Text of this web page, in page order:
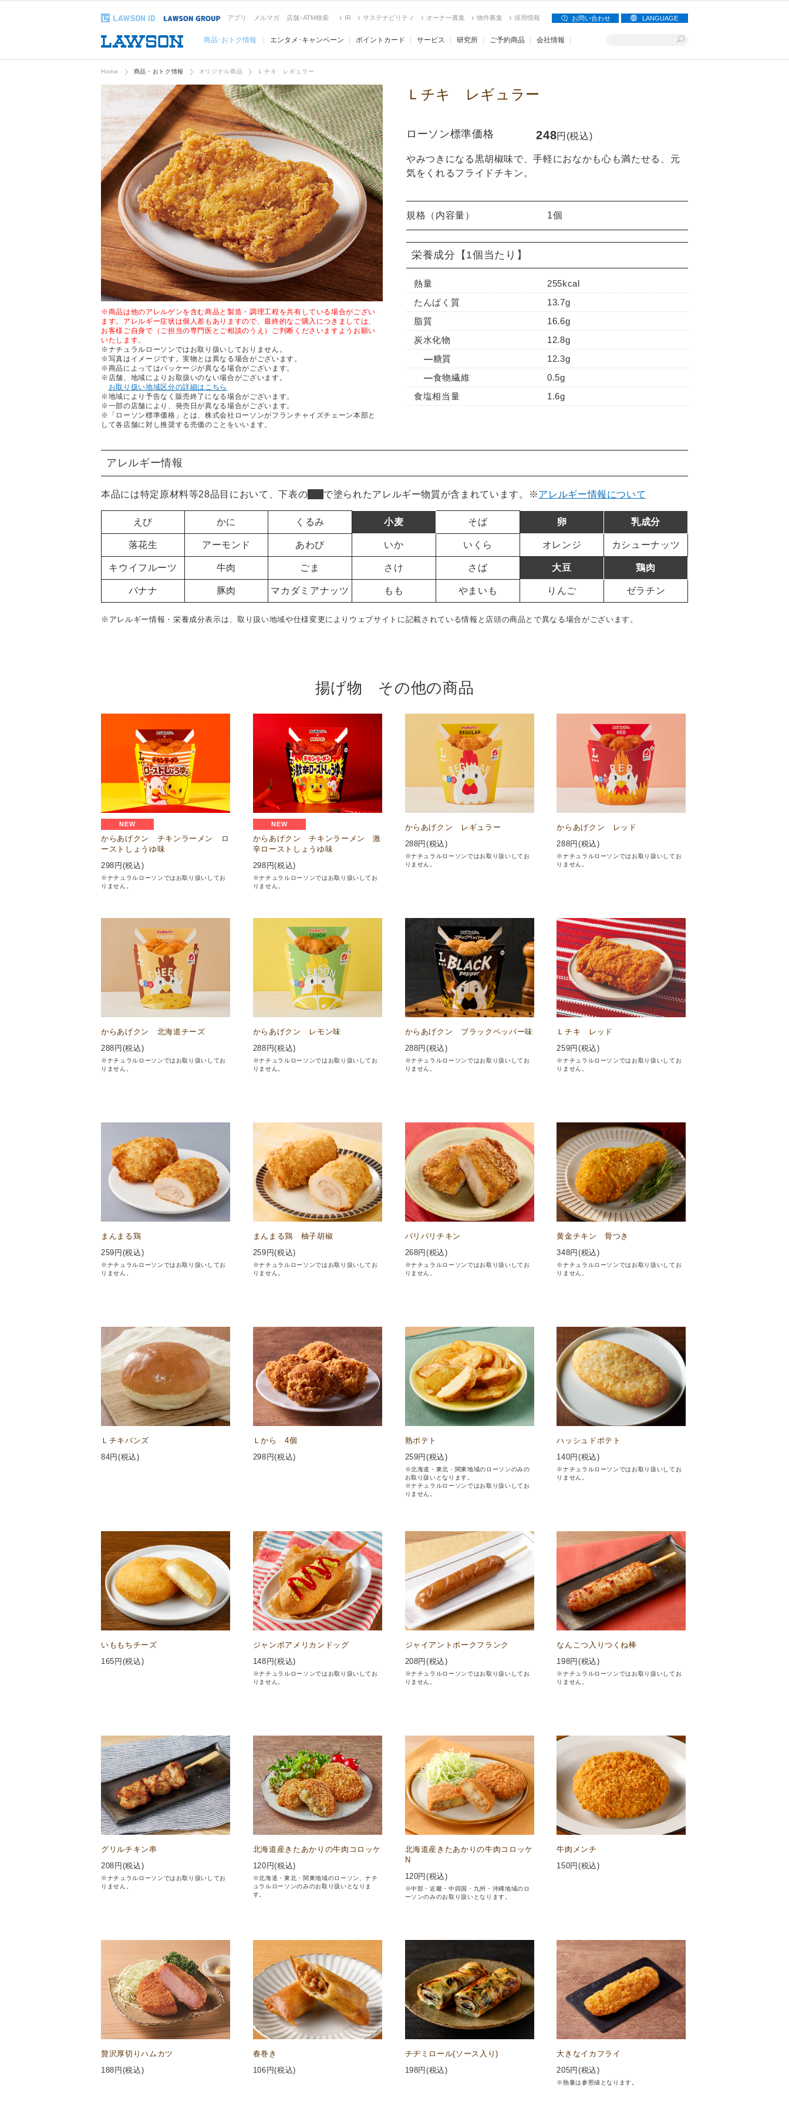
アプリ メルマガ 店舗･ATM検索 IR サステナビリティ オーナー募集 物件募集 採用情報 お問い合わせ LANGUAGE
商品･おトク情報 エンタメ･キャンペーン ポイントカード サービス 研究所 ご予約商品 会社情報
Home 商品・おトク情報 オリジナル商品 Ｌチキ レギュラー
※商品は他のアレルゲンを含む商品と製造・調理工程を共有している場合がござい
ます。アレルギー症状は個人差もありますので、最終的なご購入につきましては、
お客様ご自身で（ご担当の専門医とご相談のうえ）ご判断くださいますようお願い
いたします。
※ナチュラルローソンではお取り扱いしておりません。
※写真はイメージです。実物とは異なる場合がございます。
※商品によってはパッケージが異なる場合がございます。
※店舗、地域によりお取扱いのない場合がございます。
お取り扱い地域区分の詳細はこちら
※地域により予告なく販売終了になる場合がございます。
※一部の店舗により、発売日が異なる場合がございます。
※「ローソン標準価格」とは、株式会社ローソンがフランチャイズチェーン本部と
して各店舗に対し推奨する売価のことをいいます。
Ｌチキ レギュラー
ローソン標準価格 248円(税込)
やみつきになる黒胡椒味で、手軽におなかも心も満たせる、元
気をくれるフライドチキン。
規格（内容量） 1個
栄養成分 【1個当たり】
熱量
255kcal
たんぱく質
13.7g
脂質
16.6g
炭水化物
12.8g
糖質
12.3g
食物繊維
0.5g
食塩相当量
1.6g
アレルギー情報
本品には特定原材料等28品目において、下表の で塗られたアレルギー物質が含まれています。 ※アレルギー情報について
えび かに くるみ 小麦 そば 卵 乳成分
落花生 アーモンド あわび いか いくら オレンジ カシューナッツ
キウイフルーツ 牛肉 ごま さけ さば 大豆 鶏肉
バナナ 豚肉 マカダミアナッツ もも やまいも りんご ゼラチン
※アレルギー情報・栄養成分表示は、取り扱い地域や仕様変更によりウェブサイトに記載されている情報と店頭の商品とで異なる場合がございます。
揚げ物 その他の商品
NEW
からあげクン チキンラーメン ロ
ーストしょうゆ味
298 円(税込)
※ナチュラルローソンではお取り扱いしてお
りません。
NEW
からあげクン チキンラーメン 激
辛ローストしょうゆ味
298 円(税込)
※ナチュラルローソンではお取り扱いしてお
りません。
からあげクン レギュラー
288円(税込)
※ナチュラルローソンではお取り扱いしてお
りません。
からあげクン レッド
288円(税込)
※ナチュラルローソンではお取り扱いしてお
りません。
からあげクン 北海道チーズ
288 円(税込)
※ナチュラルローソンではお取り扱いしてお
りません。
からあげクン レモン味
288 円(税込)
※ナチュラルローソンではお取り扱いしてお
りません。
からあげクン ブラックペッパー味
288円(税込)
※ナチュラルローソンではお取り扱いしてお
りません。
Ｌチキ レッド
259円(税込)
※ナチュラルローソンではお取り扱いしてお
りません。
まんまる鶏
259 円(税込)
※ナチュラルローソンではお取り扱いしてお
りません。
まんまる鶏 柚子胡椒
259 円(税込)
※ナチュラルローソンではお取り扱いしてお
りません。
パリパリチキン
268円(税込)
※ナチュラルローソンではお取り扱いしてお
りません。
黄金チキン 骨つき
348円(税込)
※ナチュラルローソンではお取り扱いしてお
りません。
Ｌチキバンズ
84円(税込)
Ｌから 4個
298 円(税込)
熟ポテト
259円(税込)
※北海道・東北・関東地域のローソンのみの
お取り扱いとなります。
※ナチュラルローソンではお取り扱いしてお
りません。
ハッシュドポテト
140円(税込)
※ナチュラルローソンではお取り扱いしてお
りません。
いももちチーズ
165 円(税込)
ジャンボアメリカンドッグ
148 円(税込)
※ナチュラルローソンではお取り扱いしてお
りません。
ジャイアントポークフランク
208円(税込)
※ナチュラルローソンではお取り扱いしてお
りません。
なんこつ入りつくね棒
198円(税込)
※ナチュラルローソンではお取り扱いしてお
りません。
グリルチキン串
208 円(税込)
※ナチュラルローソンではお取り扱いしてお
りません。
北海道産きたあかりの牛肉コロッケ
120 円(税込)
※北海道・東北・関東地域のローソン、ナチ
ュラルローソンのみのお取り扱いとなりま
す。
北海道産きたあかりの牛肉コロッケ
N
120円(税込)
※中部・近畿・中四国・九州・沖縄地域のロ
ーソンのみのお取り扱いとなります。
牛肉メンチ
150円(税込)
贅沢厚切りハムカツ
188 円(税込)
春巻き
106 円(税込)
チヂミロール(ソース入り)
198円(税込)
大きなイカフライ
205円(税込)
※熱量は参照値となります。